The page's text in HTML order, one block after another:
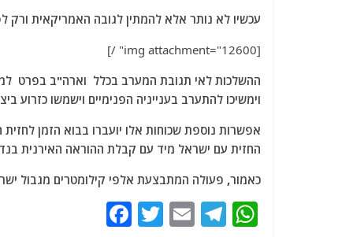
עכשיו לא נותר אלא להמתין לגובה האמריקאית ורק
[img attachment="12600" /]
ההשלכות לאי תגובת המערב בכלל וארה"ב בפרט
וימשיכו להתערב בענייניה הפנימיים וישמשו כזרוע
אפשרות נוספת שכוחות אלו יועברו בבוא הזמן
החזית עם ישראל מיד עם קבלת ההוראה האירנית
כאמור, פעולה המתבצעת אלפי קילומטרים מגבול
W
T
E
T